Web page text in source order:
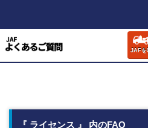
JAFを
『 ライセンス 』 内のFAQ